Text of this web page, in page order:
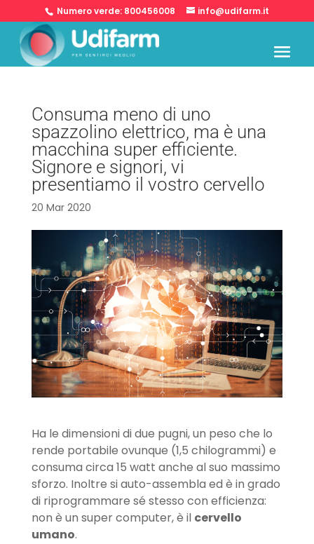
Numero verde: 800456008 info@udifarm.it
Consuma meno di uno
spazzolino elettrico, ma è una
macchina super efficiente.
Signore e signori, vi
presentiamo il vostro cervello
20 Mar 2020
Ha le dimensioni di due pugni, un peso che lo
rende portabile ovunque (1,5 chilogrammi) e
consuma circa 15 watt anche al suo massimo
sforzo. Inoltre si auto-assembla ed è in grado
di riprogrammare sé stesso con efficienza:
non è un super computer, è il cervello
umano.